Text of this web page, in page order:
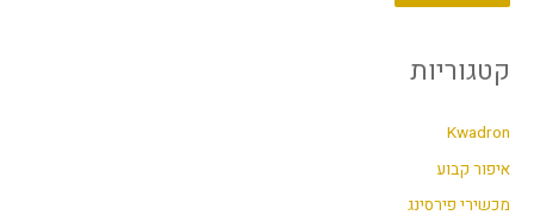
מ
נ
קטגוריות
Kwadron
איפור קבוע
מכשירי פירסינג